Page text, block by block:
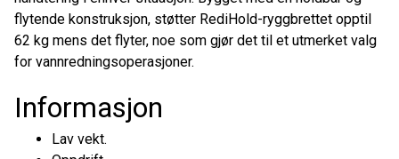
flytende konstruksjon, støtter RediHold-ryggbrettet opptil
62 kg mens det flyter, noe som gjør det til et utmerket valg
for vannredningsoperasjoner.
Informasjon
Lav vekt.